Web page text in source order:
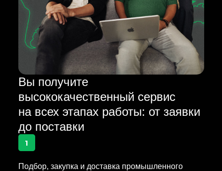
Вы получите
высококачественный сервис
на всех этапах работы: от заявки
до поставки
1
Подбор, закупка и доставка промышленного